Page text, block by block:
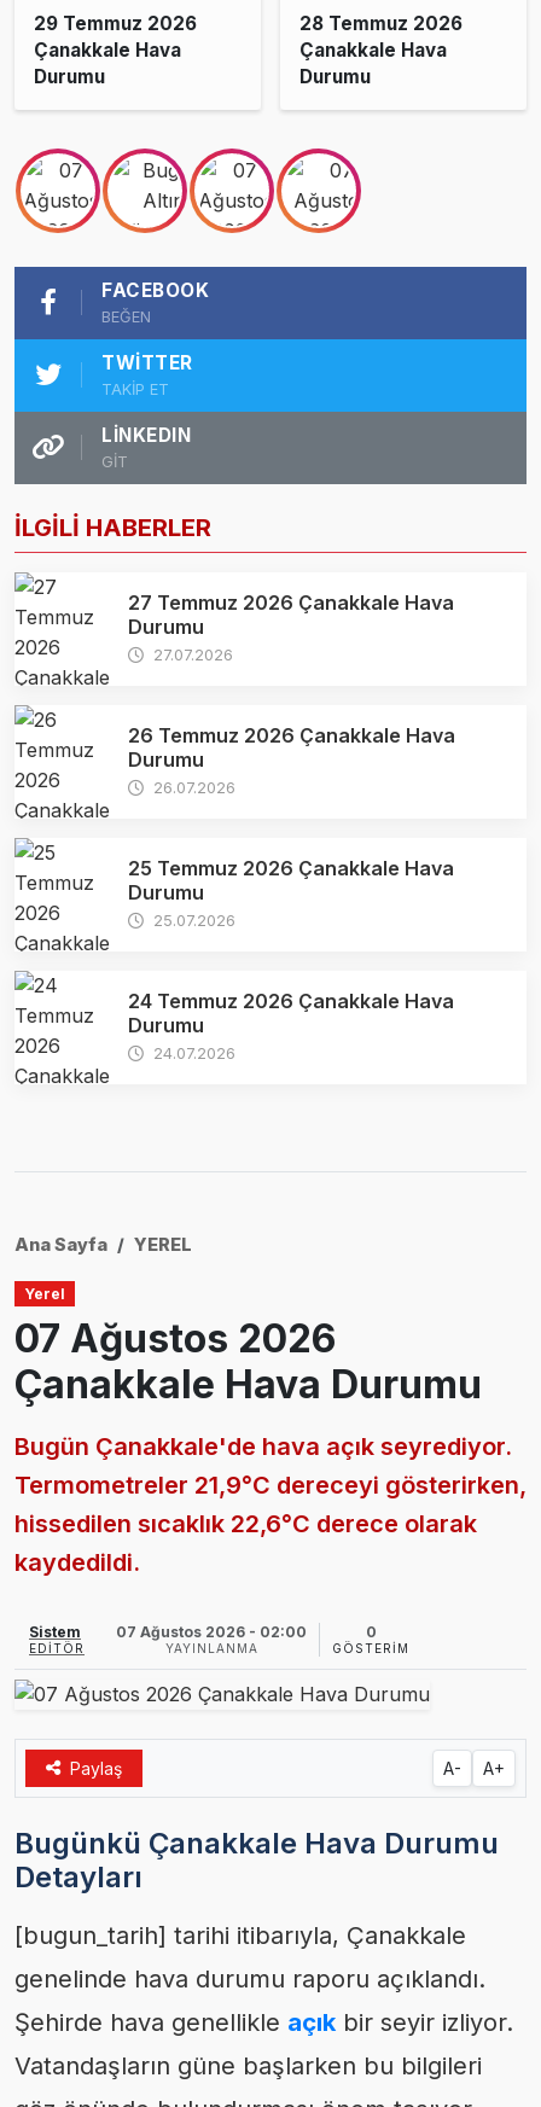
29 Temmuz 2026
Çanakkale Hava
Durumu
28 Temmuz 2026
Çanakkale Hava
Durumu
FACEBOOK
BEĞEN
TWITTER
TAKİP ET
LINKEDIN
GİT
İLGİLİ HABERLER
27 Temmuz 2026 Çanakkale Hava
Durumu
27.07.2026
26 Temmuz 2026 Çanakkale Hava
Durumu
26.07.2026
25 Temmuz 2026 Çanakkale Hava
Durumu
25.07.2026
24 Temmuz 2026 Çanakkale Hava
Durumu
24.07.2026
Ana Sayfa YEREL
Yerel
07 Ağustos 2026
Çanakkale Hava Durumu
Bugün Çanakkale'de hava açık seyrediyor.
Termometreler 21,9°C dereceyi gösterirken,
hissedilen sıcaklık 22,6°C derece olarak
kaydedildi.
Sistem
EDITÖR
07 Ağustos 2026 - 02:00
YAYINLANMA
0
GÖSTERIM
Paylaş A- A+
Bugünkü Çanakkale Hava Durumu
Detayları
[bugun_tarih] tarihi itibarıyla, Çanakkale
genelinde hava durumu raporu açıklandı.
Şehirde hava genellikle açık bir seyir izliyor.
Vatandaşların güne başlarken bu bilgileri